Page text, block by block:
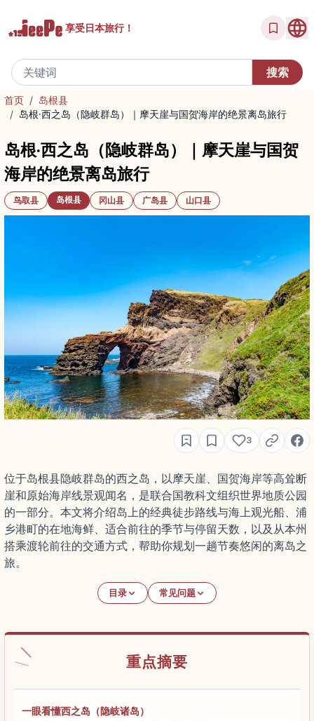
享受日本旅行！
首页 / 岛根县
/ 岛根·西之岛（隐岐群岛）｜摩天崖与国贺海岸的绝景离岛旅行
岛根·西之岛（隐岐群岛）｜摩天崖与国贺
海岸的绝景离岛旅行
鸟取县 岛根县 冈山县 广岛县 山口县
3
位于岛根县隐岐群岛的西之岛，以摩天崖、国贺海岸等高耸断
崖和原始海岸线景观闻名，是联合国教科文组织世界地质公园
的一部分。本文将介绍岛上的经典徒步路线与海上观光船、浦
乡港町的在地海鲜、适合前往的季节与停留天数，以及从本州
搭乘渡轮前往的交通方式，帮助你规划一趟节奏悠闲的离岛之
旅。
目录 常见问题
重点摘要
一眼看懂西之岛（隐岐诸岛）